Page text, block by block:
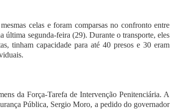
celas e foram comparsas no confronto entre
segunda-feira (29). Durante o transporte, eles
tinham capacidade para até 40 presos e 30 eram
da Força-Tarefa de Intervenção Penitenciária. A
Pública, Sergio Moro, a pedido do governador